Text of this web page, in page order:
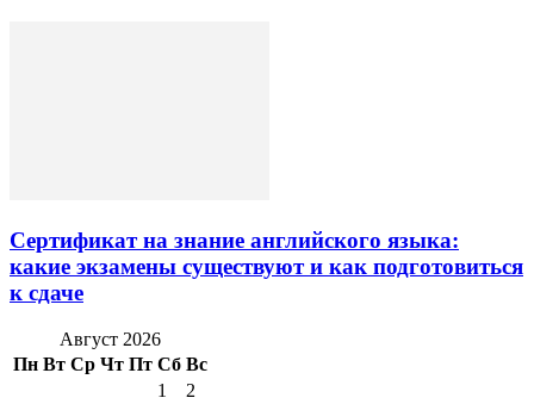
Сертификат на знание английского языка:
какие экзамены существуют и как подготовиться
к сдаче
Август 2026
Пн Вт Ср Чт Пт Сб Вс
1
2